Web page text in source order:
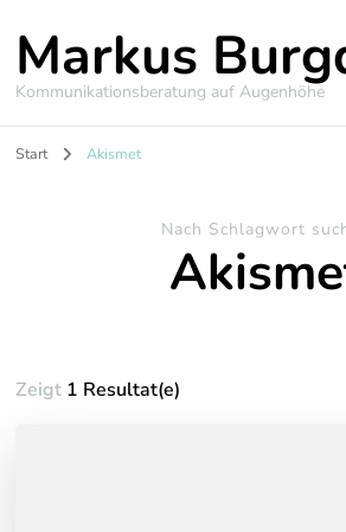
Markus
Kommunikationsberatung auf Augenhöhe
Start Akismet
Nach Schlagwort
Zeigt 1 Resultat(e)